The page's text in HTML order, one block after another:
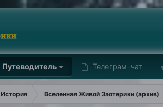
Путеводитель Телеграм-чат
История Вселенная Живой Эзотерики (архив)